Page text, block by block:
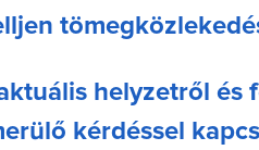
helyzetről és
kérdéssel